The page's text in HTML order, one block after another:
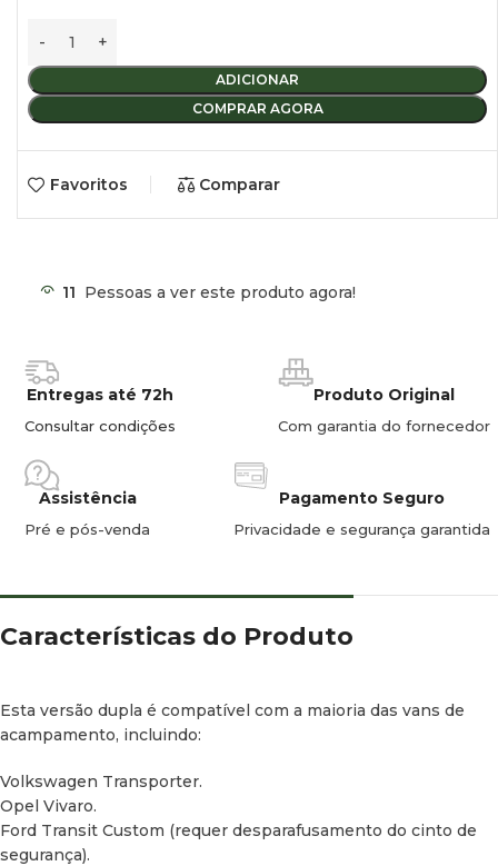
ADICIONAR
COMPRAR AGORA
Favoritos Comparar
11 Pessoas a ver este produto agora!
Entregas até 72h
Consultar condições
Produto Original
Com garantia do fornecedor
Assistência
Pré e pós-venda
Pagamento Seguro
Privacidade e segurança garantida
Características do Produto
Esta versão dupla é compatível com a maioria das vans de
acampamento, incluindo:
Volkswagen Transporter.
Opel Vivaro.
Ford Transit Custom (requer desparafusamento do cinto de
segurança).